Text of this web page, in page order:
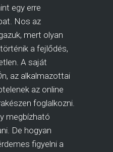
egy erre
Nos az
mert olyan
a fejlődés,
A saját
az alkalmazottai
az online
foglalkozni.
megbízható
De hogyan
figyelni a